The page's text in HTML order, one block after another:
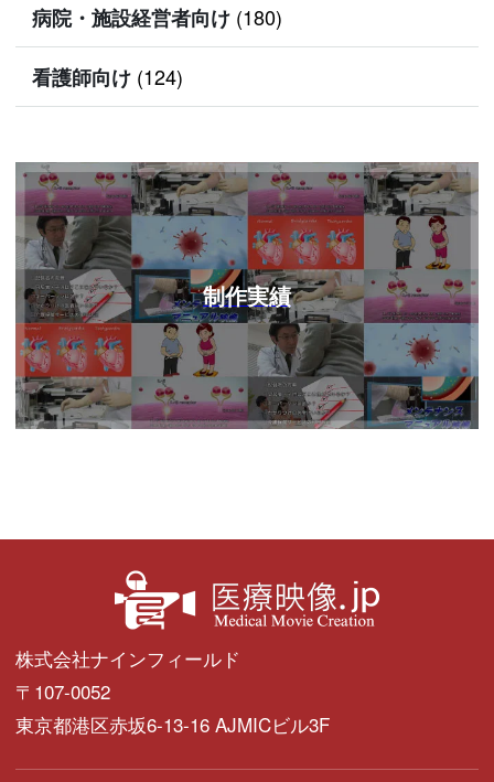
病院・施設経営者向け (180)
看護師向け (124)
制作実績
株式会社ナインフィールド
〒107-0052
東京都港区赤坂6-13-16 AJMICビル3F